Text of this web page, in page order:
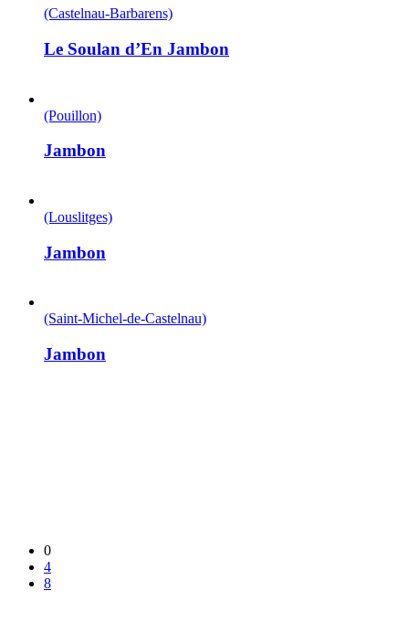
(Castelnau-Barbarens)
Le Soulan d’En Jambon
(Pouillon)
Jambon
(Louslitges)
Jambon
(Saint-Michel-de-Castelnau)
Jambon
0
4
8